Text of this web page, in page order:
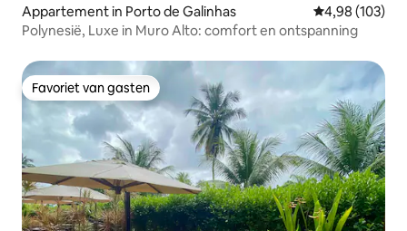
Appartement in Porto de Galinhas Gemiddelde
4,98 (103)
Polynesië, Luxe in Muro Alto: comfort en ontspanning
Favoriet van gasten
Favoriet van gasten